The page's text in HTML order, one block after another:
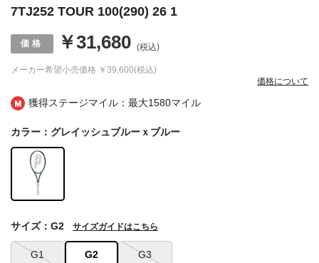
獲得ステージマイル：最大1580マイル
7TJ252 TOUR 100(290) 26 1
メーカー希望小売価格 ￥39,600(税込)
￥31,680 (税込)
価格について
カラー：グレイッシュブルーｘブルー
G1 G2 G3
サイズ：G2 サイズガイドはこちら